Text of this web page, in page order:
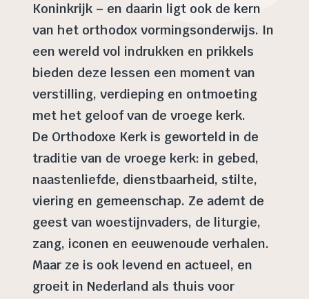
Koninkrijk – en daarin ligt ook de kern
van het orthodox vormingsonderwijs. In
een wereld vol indrukken en prikkels
bieden deze lessen een moment van
verstilling, verdieping en ontmoeting
met het geloof van de vroege kerk.
De Orthodoxe Kerk is geworteld in de
traditie van de vroege kerk: in gebed,
naastenliefde, dienstbaarheid, stilte,
viering en gemeenschap. Ze ademt de
geest van woestijnvaders, de liturgie,
zang, iconen en eeuwenoude verhalen.
Maar ze is ook levend en actueel, en
groeit in Nederland als thuis voor